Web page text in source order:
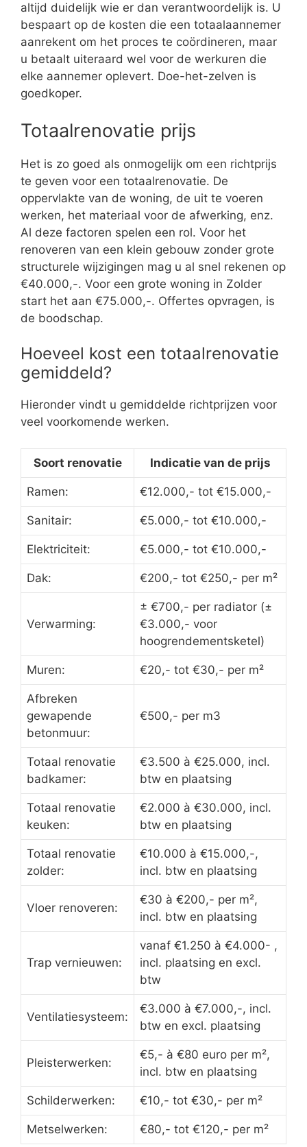
altijd duidelijk wie er dan verantwoordelijk is. U
bespaart op de kosten die een totaalaannemer
aanrekent om het proces te coördineren, maar
u betaalt uiteraard wel voor de werkuren die
elke aannemer oplevert. Doe-het-zelven is
goedkoper.
Totaalrenovatie prijs
Het is zo goed als onmogelijk om een richtprijs
te geven voor een totaalrenovatie. De
oppervlakte van de woning, de uit te voeren
werken, het materiaal voor de afwerking, enz.
Al deze factoren spelen een rol. Voor het
renoveren van een klein gebouw zonder grote
structurele wijzigingen mag u al snel rekenen op
€40.000,-. Voor een grote woning in Zolder
start het aan €75.000,-. Offertes opvragen, is
de boodschap.
Hoeveel kost een totaalrenovatie
gemiddeld?
Hieronder vindt u gemiddelde richtprijzen voor
veel voorkomende werken.
Soort renovatie Indicatie van de prijs
Ramen: €12.000,- tot €15.000,-
Sanitair: €5.000,- tot €10.000,-
Elektriciteit: €5.000,- tot €10.000,-
Dak: €200,- tot €250,- per m²
Verwarming:
± €700,- per radiator (±
€3.000,- voor
hoogrendementsketel)
Muren: €20,- tot €30,- per m²
Afbreken
gewapende
betonmuur:
€500,- per m3
Totaal renovatie
badkamer:
€3.500 à €25.000, incl.
btw en plaatsing
Totaal renovatie
keuken:
€2.000 à €30.000, incl.
btw en plaatsing
Totaal renovatie
zolder:
€10.000 à €15.000,-,
incl. btw en plaatsing
Vloer renoveren:
€30 à €200,- per m²,
incl. btw en plaatsing
Trap vernieuwen:
vanaf €1.250 à €4.000- ,
incl. plaatsing en excl.
btw
Ventilatiesysteem:
€3.000 à €7.000,-, incl.
btw en excl. plaatsing
Pleisterwerken:
€5,- à €80 euro per m²,
incl. btw en plaatsing
Schilderwerken: €10,- tot €30,- per m²
Metselwerken: €80,- tot €120,- per m²